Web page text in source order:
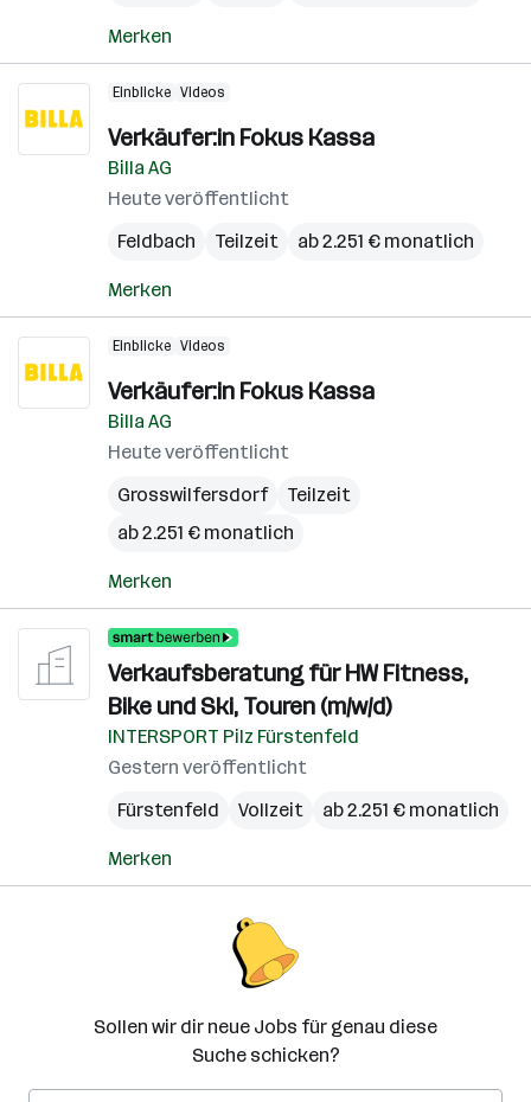
Merken
Einblicke Videos
Verkäufer:in Fokus Kassa
Billa AG
Heute veröffentlicht
Feldbach
Teilzeit ab 2.251 € monatlich
Merken
Einblicke Videos
Verkäufer:in Fokus Kassa
Billa AG
Heute veröffentlicht
Grosswilfersdorf
Teilzeit
ab 2.251 € monatlich
Merken
Verkaufsberatung für HW Fitness,
Bike und Ski, Touren (m/w/d)
INTERSPORT Pilz Fürstenfeld
Gestern veröffentlicht
Fürstenfeld
Vollzeit ab 2.251 € monatlich
Merken
Sollen wir dir neue Jobs für genau diese
Suche schicken?